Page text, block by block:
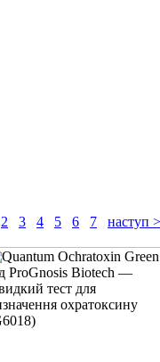
2 3 4 5 6 7 наступ